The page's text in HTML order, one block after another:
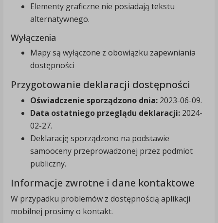
Elementy graficzne nie posiadają tekstu
alternatywnego.
Wyłączenia
Mapy są wyłączone z obowiązku zapewniania
dostępności
Przygotowanie deklaracji dostępności
Oświadczenie sporządzono dnia: 2023-06-09.
Data ostatniego przeglądu deklaracji: 2024-
02-27.
Deklarację sporządzono na podstawie
samooceny przeprowadzonej przez podmiot
publiczny.
Informacje zwrotne i dane kontaktowe
W przypadku problemów z dostępnością aplikacji
mobilnej prosimy o kontakt.